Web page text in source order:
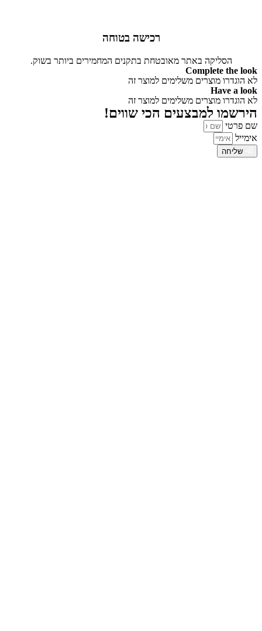
רכישה בטוחה
הסליקה באתר מאובטחת בתקנים המחמירים ביותר בשוק.
Complete the look
לא הוגדרו מוצרים משלימים למוצר זה
Have a look
לא הוגדרו מוצרים משלימים למוצר זה
הירשמו למבצעים הכי שווים!
שם פרטי
אימייל
שליחה